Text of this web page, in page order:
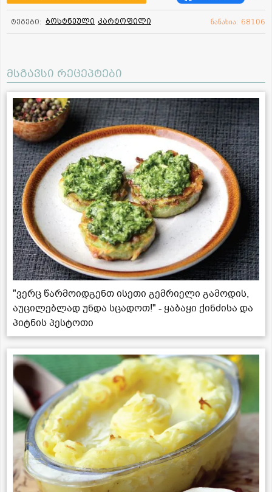
ტეგები: ბოსტნეული კარტოფილი ნანახია: 68106
მსგავსი რეცეპტები
"ვერც წარმოიდგენთ ისეთი გემრიელი გამოდის,
აუცილებლად უნდა სცადოთ!" - ყაბაყი ქინძისა და
პიტნის პესტოთი